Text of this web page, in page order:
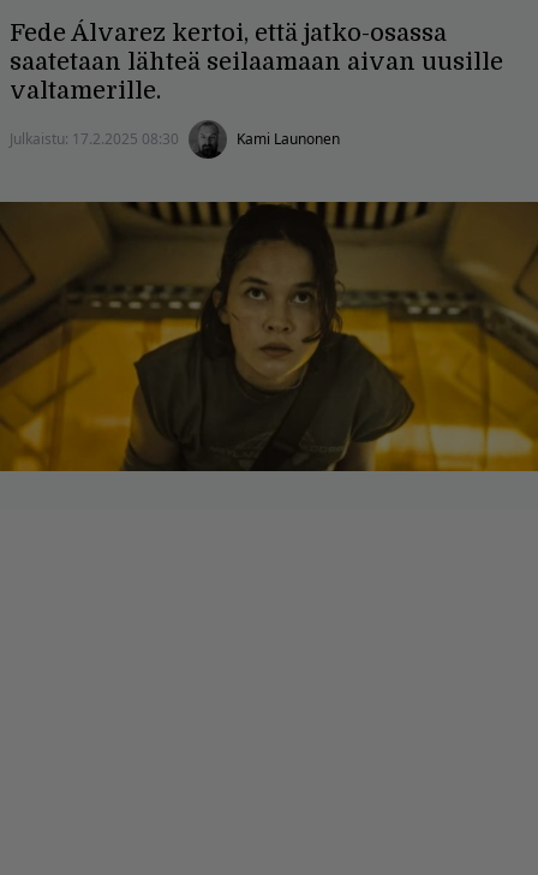
Fede Álvarez kertoi, että jatko-osassa
saatetaan lähteä seilaamaan aivan uusille
valtamerille.
Julkaistu: 17.2.2025 08:30 Kami Launonen